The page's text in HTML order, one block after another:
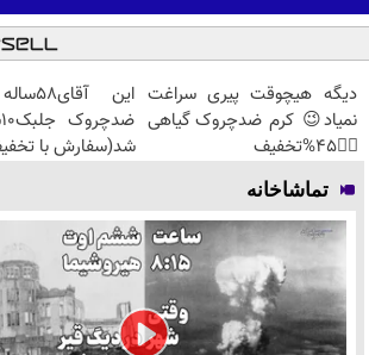
دیگه هیچوقت پیری سراغت
نمیاد😉 کرم ضدچروک گیاهی
👈🏻45%تخفیف
این
شد(سفارش با
تماشاخانه